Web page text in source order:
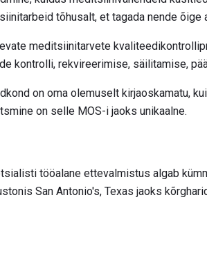
tõhusalt, et tagada nende õige
meditsiinitarvete
kontrolli, rekvireerimise, säilitamise,
on oma olemuselt kirjaoskamatu,
on selle MOS-i jaoks unikaalne.
tööalane ettevalmistus algab
San Antonio's, Texas jaoks